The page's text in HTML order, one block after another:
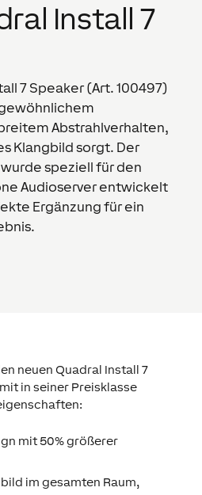
Install 7
7 Speaker (Art. 100497)
Abstrahlverhalten,
Klangbild sorgt. Der
speziell für den
Audioserver entwickelt
Ergänzung für ein
neuen Quadral Install 7
in seiner Preisklasse
mit 50% größerer
im gesamten Raum,